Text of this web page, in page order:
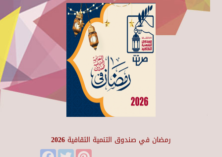
رمضان في صندوق التنمية الثقافية 2026
FacebookTwitter